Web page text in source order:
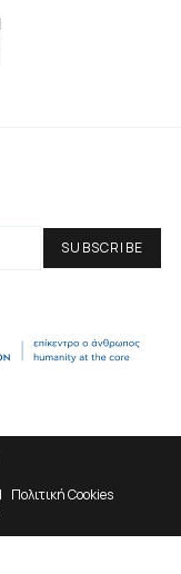
Πολιτική Cookies